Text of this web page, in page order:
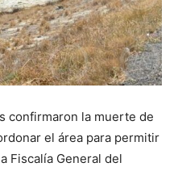
confirmaron la muerte de
el área para permitir
Fiscalía General del